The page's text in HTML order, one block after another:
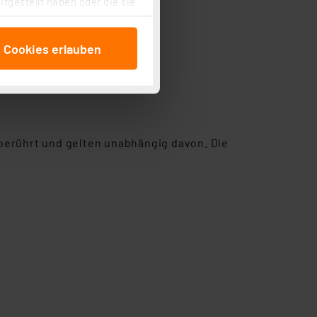
(Art. 6
ist durch Klick auf den
Einstellungen“
dieser Daten zur
Einstellungen können
angezeigt wird.
von Cookies
Cookies erlauben
und gelten unabhängig davon. Die